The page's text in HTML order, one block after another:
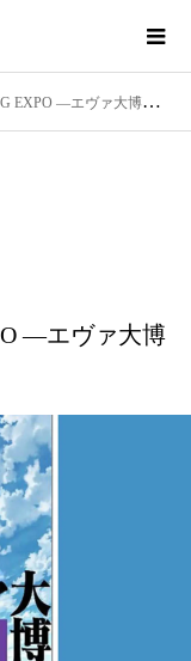
―エヴァ大博覧会― 開催
―エヴァ大博